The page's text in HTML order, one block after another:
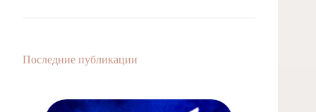
Последние публикации